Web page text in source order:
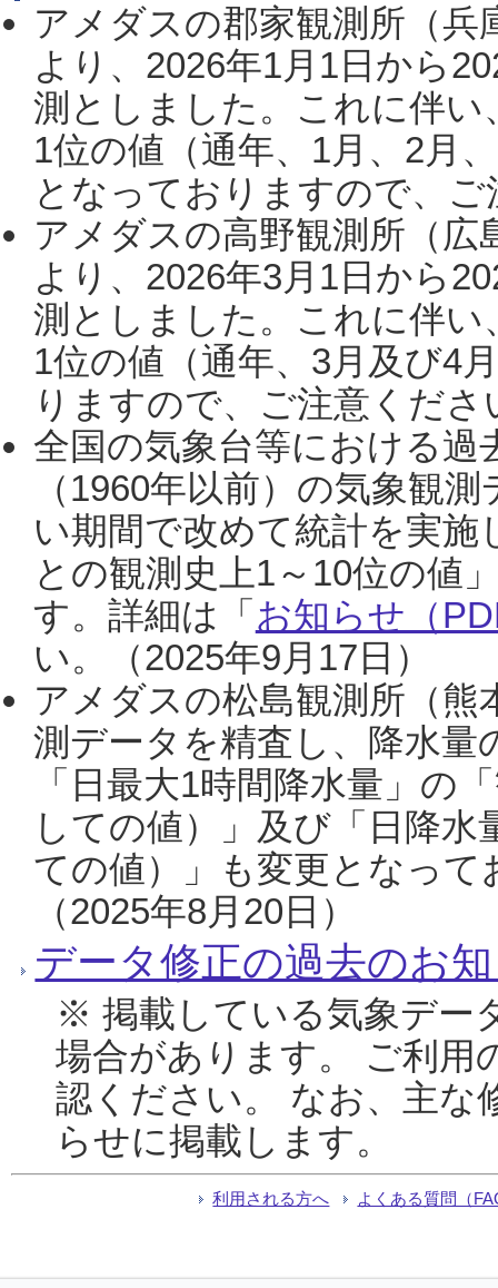
アメダスの郡家観測所（
より、2026年1月1日から
測としました。これに伴い
1位の値（通年、1月、2月
となっておりますので、
アメダスの高野観測所（
より、2026年3月1日から
測としました。これに伴い
1位の値（通年、3月及び4
りますので、ご注意くだ
全国の気象台等における過
（1960年以前）の気象観
い期間で改めて統計を実
との観測史上1～10位の値
す。詳細は「 お知らせ（
い。（2025年9月17日）
アメダスの松島観測所（熊
測データを精査し、降水
「日最大1時間降水量」の
しての値）」及び「日降
ての値）」も変更となっ
（2025年8月20日）
データ修正の過去のお
※ 掲載している気象デー
場合があります。 ご利用
認ください。 なお、主な
らせに掲載します。
利用される方へ よくある質問（